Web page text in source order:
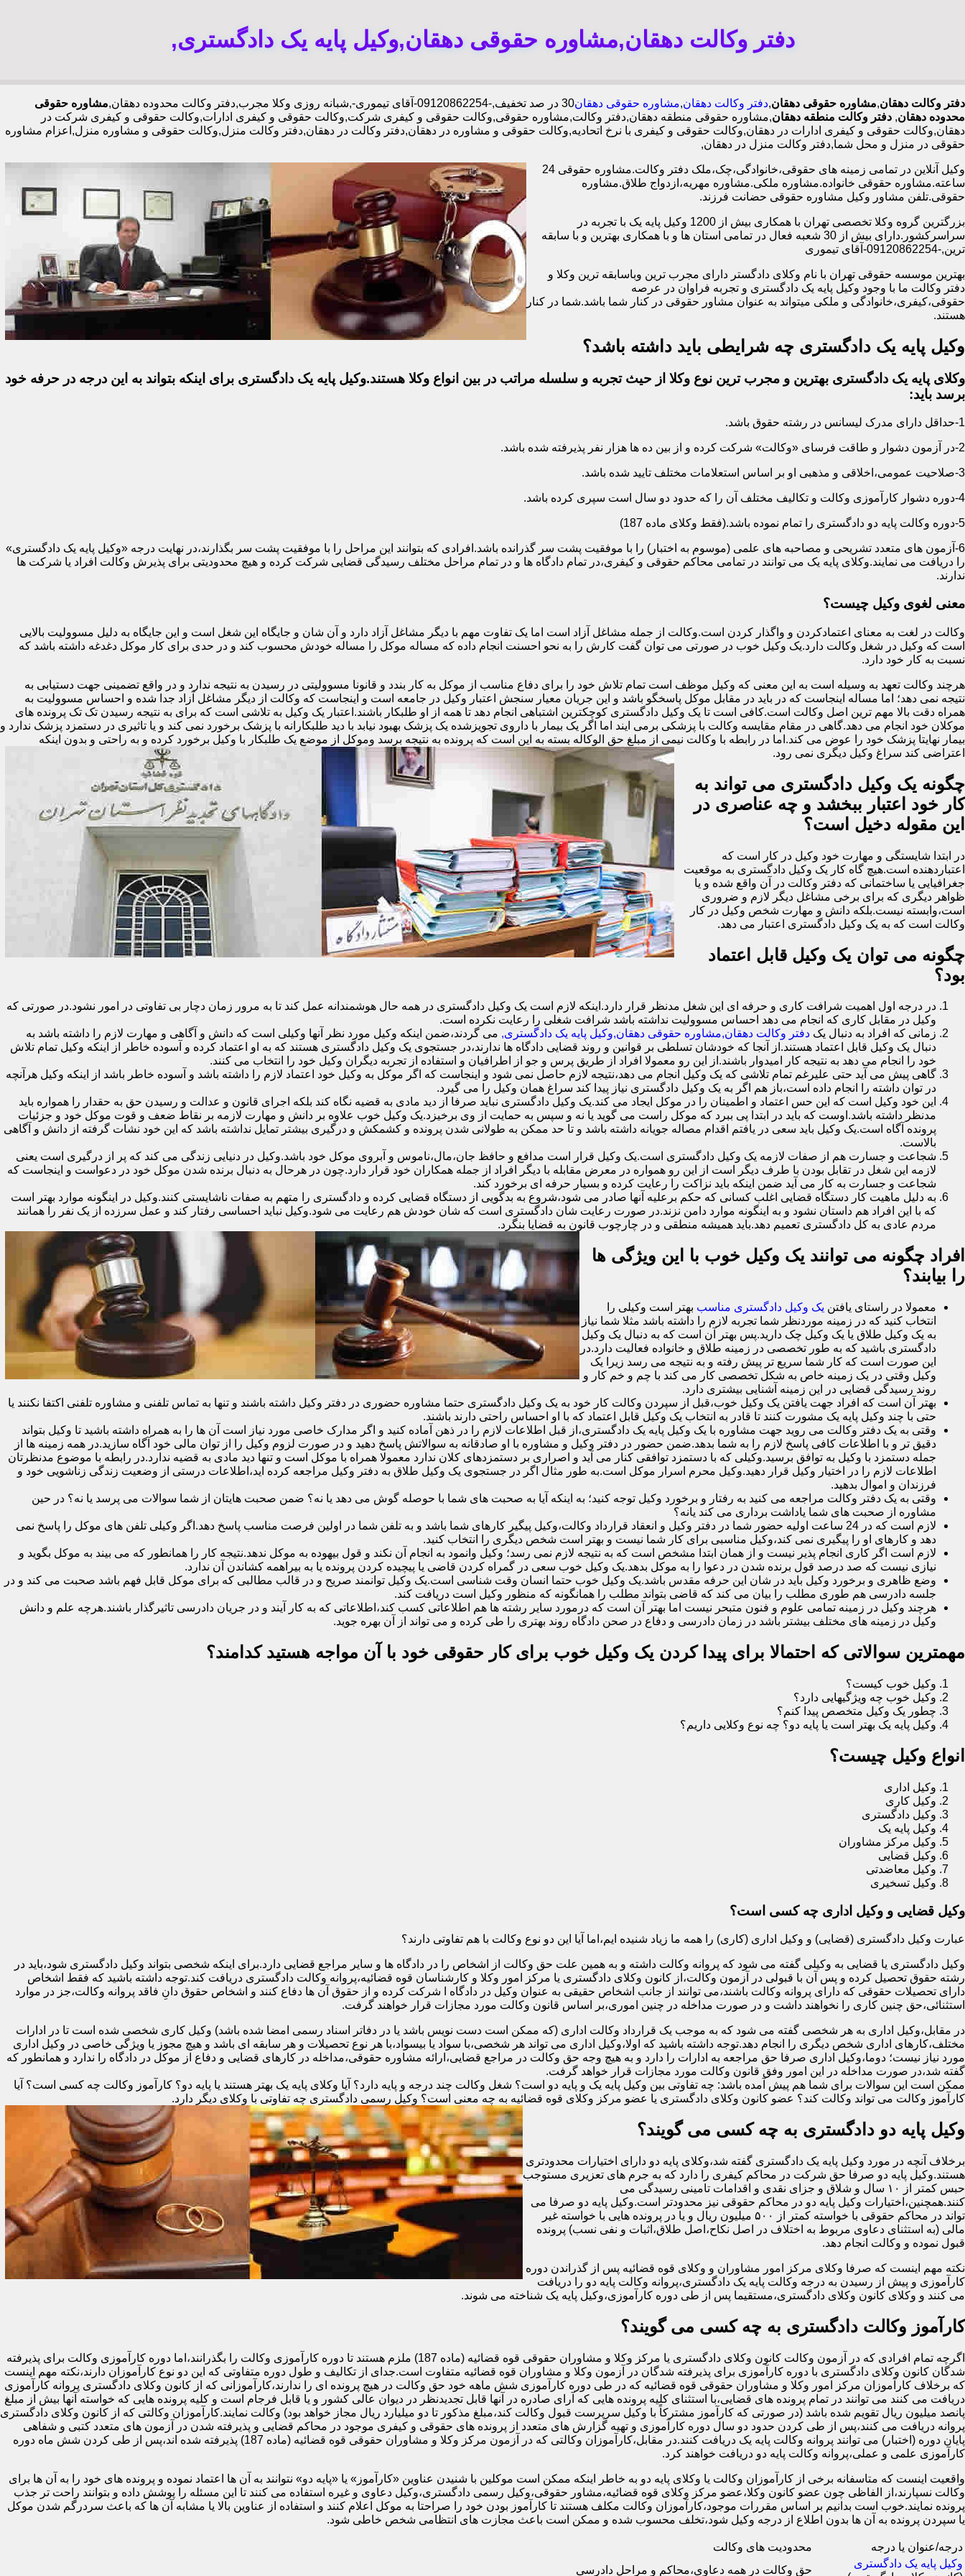
دفتر وکالت دهقان,مشاوره حقوقی دهقان,وکیل پایه یک دادگستری,
دفتر وکالت دهقان,مشاوره حقوقی دهقان,دفتر وکالت دهقان,مشاوره حقوقی دهقان30 در صد تخفیف,-09120862254-آقای تیموری-,شبانه روزی وکلا مجرب,دفتر وکالت محدوده دهقان,
مشاوره حقوقی
محدوده دهقان, دفتر وکالت منطقه دهقان,مشاوره حقوقی منطقه دهقان,دفتر وکالت,مشاوره حقوقی,وکالت حقوقی و کیفری شرکت,وکالت حقوقی و کیفری ادارات,وکالت حقوقی و کیفری شرکت در
دهقان,وکالت حقوقی و کیفری ادارات در دهقان,وکالت حقوقی و کیفری با نرخ اتحادیه,وکالت حقوقی و مشاوره در دهقان,دفتر وکالت در دهقان,دفتر وکالت منزل,وکالت حقوقی و مشاوره منزل,اعزام مشاوره
حقوقی در منزل و محل شما,دفتر وکالت منزل در دهقان,
وکیل آنلاین در تمامی زمینه های حقوقی،خانوادگی،چک،ملک دفتر وکالت.مشاوره حقوقی 24
ساعته.مشاوره حقوقی خانواده.مشاوره ملکی.مشاوره مهریه،ازدواج طلاق.مشاوره
حقوقی.تلفن مشاور وکیل مشاوره حقوقی حضانت فرزند.
بزرگترین گروه وکلا تخصصی تهران با همکاری بیش از 1200 وکیل پایه یک با تجربه در
سراسرکشور.دارای بیش از 30 شعبه فعال در تمامی استان ها و با همکاری بهترین و با سابقه
ترین,-09120862254-آقای تیموری
بهترین موسسه حقوقی تهران با نام وکلای دادگستر دارای مجرب ترین وباسابقه ترین وکلا و
دفتر وکالت ما با وجود وکیل پایه یک دادگستری و تجربه فراوان در عرصه
حقوقی،کیفری،خانوادگی و ملکی میتواند به عنوان مشاور حقوقی در کنار شما باشد.شما در کنار
هستند.
وکیل پایه یک دادگستری چه شرایطی باید داشته باشد؟
وکلای پایه یک دادگستری بهترین و مجرب ترین نوع وکلا از حیث تجربه و سلسله مراتب در بین انواع وکلا هستند.وکیل پایه یک دادگستری برای اینکه بتواند به این درجه در حرفه خود
برسد باید:
1-حداقل دارای مدرک لیسانس در رشته حقوق باشد.
2-در آزمون دشوار و طاقت فرسای «وکالت» شرکت کرده و از بین ده ها هزار نفر پذیرفته شده باشد.
3-صلاحیت عمومی،اخلاقی و مذهبی او بر اساس استعلامات مختلف تایید شده باشد.
4-دوره دشوار کارآموزی وکالت و تکالیف مختلف آن را که حدود دو سال است سپری کرده باشد.
5-دوره وکالت پایه دو دادگستری را تمام نموده باشد.(فقط وکلای ماده 187)
6-آزمون های متعدد تشریحی و مصاحبه های علمی (موسوم به اختبار) را با موفقیت پشت سر گذرانده باشد.افرادی که بتوانند این مراحل را با موفقیت پشت سر بگذارند،در نهایت درجه «وکیل پایه یک دادگستری»
را دریافت می نمایند.وکلای پایه یک می توانند در تمامی محاکم حقوقی و کیفری،در تمام دادگاه ها و در تمام مراحل مختلف رسیدگی قضایی شرکت کرده و هیچ محدودیتی برای پذیرش وکالت افراد یا شرکت ها
ندارند.
معنی لغوی وکیل چیست؟
وکالت در لغت به معنای اعتمادکردن و واگذار کردن است.وکالت از جمله مشاغل آزاد است اما یک تفاوت مهم با دیگر مشاغل آزاد دارد و آن شان و جایگاه این شغل است و این جایگاه به دلیل مسوولیت بالایی
است که وکیل در شغل وکالت دارد.یک وکیل خوب در صورتی می توان گفت کارش را به نحو احسنت انجام داده که مساله موکل را مساله خودش محسوب کند و در حدی برای کار موکل دغدغه داشته باشد که
نسبت به کار خود دارد.
هرچند وکالت تعهد به وسیله است به این معنی که وکیل موظف است تمام تلاش خود را برای دفاع مناسب از موکل به کار بندد و قانونا مسوولیتی در رسیدن به نتیجه ندارد و در واقع تضمینی جهت دستیابی به
نتیجه نمی دهد؛ اما مساله اینجاست که در باید در مقابل موکل پاسخگو باشد و این جریان معیار سنجش اعتبار وکیل در جامعه است و اینجاست که وکالت از دیگر مشاغل آزاد جدا شده و احساس مسوولیت به
همراه دقت بالا مهم ترین اصل وکالت است.کافی است تا یک وکیل دادگستری کوچکترین اشتباهی انجام دهد تا همه از او طلبکار باشند.اعتبار یک وکیل به تلاشی است که برای به نتیجه رسیدن تک تک پرونده های
موکلان خود انجام می دهد.گاهی در مقام مقایسه وکالت با پزشکی برمی ایند اما اگر یک بیمار با داروی تجویزشده یک پزشک بهبود نیابد با دید طلبکارانه با پزشک برخورد نمی کند و یا تاثیری در دستمزد پزشک ندارد و
بیمار نهایتا پزشک خود را عوض می کند.اما در رابطه با وکالت نیمی از مبلغ حق الوکاله بسته به این است که پرونده به نتیجه برسد وموکل از موضع یک طلبکار با وکیل برخورد کرده و به راحتی و بدون اینکه
اعتراضی کند سراغ وکیل دیگری نمی رود.
چگونه یک وکیل دادگستری می تواند به
کار خود اعتبار ببخشد و چه عناصری در
این مقوله دخیل است؟
در ابتدا شایستگی و مهارت خود وکیل در کار است که
اعتباردهنده است.هیچ گاه کار یک وکیل دادگستری به موقعیت
جغرافیایی یا ساختمانی که دفتر وکالت در آن واقع شده و یا
ظواهر دیگری که برای برخی مشاغل دیگر لازم و ضروری
است،وابسته نیست.بلکه دانش و مهارت شخص وکیل در کار
وکالت است که به یک وکیل دادگستری اعتبار می دهد.
چگونه می توان یک وکیل قابل اعتماد
بود؟
در درجه اول اهمیت شرافت کاری و حرفه ای این شغل مدنظر قرار دارد.اینکه لازم است یک وکیل دادگستری در همه حال هوشمندانه عمل کند تا به مرور زمان دچار بی تفاوتی در امور نشود.در صورتی که
وکیل در مقابل کاری که انجام می دهد احساس مسوولیت نداشته باشد شرافت شغلی را رعایت نکرده است.
زمانی که افراد به دنبال یک دفتر وکالت دهقان,مشاوره حقوقی دهقان,وکیل پایه یک دادگستری, می گردند،ضمن اینکه وکیل مورد نظر آنها وکیلی است که دانش و آگاهی و مهارت لازم را داشته باشد به
دنبال یک وکیل قابل اعتماد هستند.از آنجا که خودشان تسلطی بر قوانین و روند قضایی دادگاه ها ندارند،در جستجوی یک وکیل دادگستری هستند که به او اعتماد کرده و آسوده خاطر از اینکه وکیل تمام تلاش
خود را انجام می دهد به نتیجه کار امیدوار باشند.از این رو معمولا افراد از طریق پرس و جو از اطرافیان و استفاده از تجربه دیگران وکیل خود را انتخاب می کنند.
گاهی پیش می آید حتی علیرغم تمام تلاشی که یک وکیل انجام می دهد،نتیجه لازم حاصل نمی شود و اینجاست که اگر موکل به وکیل خود اعتماد لازم را داشته باشد و آسوده خاطر باشد از اینکه وکیل هرآنچه
در توان داشته را انجام داده است،باز هم اگر به یک وکیل دادگستری نیاز پیدا کند سراغ همان وکیل را می گیرد.
این خود وکیل است که این حس اعتماد و اطمینان را در موکل ایجاد می کند.یک وکیل دادگستری نباید صرفا از دید مادی به قضیه نگاه کند بلکه اجرای قانون و عدالت و رسیدن حق به حقدار را همواره باید
مدنظر داشته باشد.اوست که باید در ابتدا پی ببرد که موکل راست می گوید یا نه و سپس به حمایت از وی برخیزد.یک وکیل خوب علاوه بر دانش و مهارت لازمه بر نقاط ضعف و قوت موکل خود و جزئیات
پرونده آگاه است.یک وکیل باید سعی در یافتم اقدام مصاله جویانه داشته باشد و تا حد ممکن به طولانی شدن پرونده و کشمکش و درگیری بیشتر تمایل نداشته باشد که این خود نشات گرفته از دانش و آگاهی
بالاست.
شجاعت و جسارت هم از صفات لازمه یک وکیل دادگستری است.یک وکیل قرار است مدافع و حافظ جان،مال،ناموس و آبروی موکل خود باشد.وکیل در دنیایی زندگی می کند که پر از درگیری است یعنی
لازمه این شغل در تقابل بودن با طرف دیگر است از این رو همواره در معرض مقابله با دیگر افراد از جمله همکاران خود قرار دارد.چون در هرحال به دنبال برنده شدن موکل خود در دعواست و اینجاست که
شجاعت و جسارت به کار می آید ضمن اینکه باید نزاکت را رعایت کرده و بسیار حرفه ای برخورد کند.
به دلیل ماهیت کار دستگاه قضایی اغلب کسانی که حکم برعلیه آنها صادر می شود،شروع به بدگویی از دستگاه قضایی کرده و دادگستری را متهم به صفات ناشایستی کنند.وکیل در اینگونه موارد بهتر است
که با این افراد هم داستان نشود و به اینگونه موارد دامن نزند.در صورت رعایت شان دادگستری است که شان خودش هم رعایت می شود.وکیل نباید احساسی رفتار کند و عمل سرزده از یک نفر را همانند
مردم عادی به کل دادگستری تعمیم دهد.باید همیشه منطقی و در چارچوب قانون به قضایا بنگرد.
افراد چگونه می توانند یک وکیل خوب با این ویژگی ها
را بیابند؟
معمولا در راستای یافتن یک وکیل دادگستری مناسب بهتر است وکیلی را
انتخاب کنید که در زمینه موردنظر شما تجربه لازم را داشته باشد مثلا شما نیاز
به یک وکیل طلاق یا یک وکیل چک دارید.پس بهتر آن است که به دنبال یک وکیل
دادگستری باشید که به طور تخصصی در زمینه طلاق و خانواده فعالیت دارد.در
این صورت است که کار شما سریع تر پیش رفته و به نتیجه می رسد زیرا یک
وکیل وقتی در یک زمینه خاص به شکل تخصصی کار می کند با چم و خم کار و
روند رسیدگی قضایی در این زمینه آشنایی بیشتری دارد.
بهتر آن است که افراد جهت یافتن یک وکیل خوب،قبل از سپردن وکالت کار خود به یک وکیل دادگستری حتما مشاوره حضوری در دفتر وکیل داشته باشند و تنها به تماس تلفنی و مشاوره تلفنی اکتفا نکنند یا
حتی با چند وکیل پایه یک مشورت کنند تا قادر به انتخاب یک وکیل قابل اعتماد که با او احساس راحتی دارند باشند.
وقتی به یک دفتر وکالت می روید جهت مشاوره با یک وکیل پایه یک دادگستری،از قبل اطلاعات لازم را در ذهن آماده کنید و اگر مدارک خاصی مورد نیاز است آن ها را به همراه داشته باشید تا وکیل بتواند
دقیق تر و با اطلاعات کافی پاسخ لازم را به شما بدهد.ضمن حضور در دفتر وکیل و مشاوره با او صادقانه به سوالاتش پاسخ دهید و در صورت لزوم وکیل را از توان مالی خود آگاه سازید.در همه زمینه ها از
جمله دستمزد با وکیل به توافق برسید.وکیلی که با دستمزد توافقی کنار می آید و اصراری بر دستمزدهای کلان ندارد معمولا همراه با موکل است و تنها دید مادی به قضیه ندارد.در رابطه با موضوع مدنظرتان
اطلاعات لازم را در اختیار وکیل قرار دهید.وکیل محرم اسرار موکل است.به طور مثال اگر در جستجوی یک وکیل طلاق به دفتر وکیل مراجعه کرده اید،اطلاعات درستی از وضعیت زندگی زناشویی خود و
فرزندان و اموال بدهید.
وقتی به یک دفتر وکالت مراجعه می کنید به رفتار و برخورد وکیل توجه کنید؛ به اینکه آیا به صحبت های شما با حوصله گوش می دهد یا نه؟ ضمن صحبت هایتان از شما سوالات می پرسد یا نه؟ در حین
مشاوره از صحبت های شما یاداشت برداری می کند یانه؟
لازم است که در 24 ساعت اولیه حضور شما در دفتر وکیل و انعقاد قرارداد وکالت،وکیل پیگیر کارهای شما باشد و به تلفن شما در اولین فرصت مناسب پاسخ دهد.اگر وکیلی تلفن های موکل را پاسخ نمی
دهد و کارهای او را پیگیری نمی کند،وکیل مناسبی برای کار شما نیست و بهتر است شخص دیگری را انتخاب کنید.
لازم است اگر کاری انجام پذیر نیست و از همان ابتدا مشخص است که به نتیجه لازم نمی رسد؛ وکیل وانمود به انجام آن نکند و قول بیهوده به موکل ندهد.نتیجه کار را همانطور که می بیند به موکل بگوید و
نیازی نیست که صد درصد قول برنده شدن در دعوا را به موکل بدهد.یک وکیل خوب سعی در گمراه کردن قاضی یا پیچیده کردن پرونده یا به بیراهمه کشاندن آن ندارد.
وضع ظاهری و برخورد وکیل باید در شان این حرفه مقدس باشد.یک وکیل خوب حتما انسان وقت شناسی است.یک وکیل توانمند صریح و در قالب مطالبی که برای موکل قابل فهم باشد صحبت می کند و در
جلسه دادرسی هم طوری مطلب را بیان می کند که قاضی بتواند مطلب را همانگونه که منظور وکیل است دریافت کند.
هرچند وکیل در زمینه تمامی علوم و فنون متبحر نیست اما بهتر آن است که درمورد سایر رشته ها هم اطلاعاتی کسب کند،اطلاعاتی که به کار آیند و در جریان دادرسی تاثیرگذار باشند.هرچه علم و دانش
وکیل در زمینه های مختلف بیشتر باشد در زمان دادرسی و دفاع در صحن دادگاه روند بهتری را طی کرده و می تواند از آن بهره جوید.
مهمترین سوالاتی که احتمالا برای پیدا کردن یک وکیل خوب برای کار حقوقی خود با آن مواجه هستید کدامند؟
وکیل خوب کیست؟
وکیل خوب چه ویژگیهایی دارد؟
چطور یک وکیل متخصص پیدا کنم؟
وکیل پایه یک بهتر است یا پایه دو؟ چه نوع وکلایی داریم؟
انواع وکیل چیست؟
وکیل اداری
وکیل کاری
وکیل دادگستری
وکیل پایه یک
وکیل مرکز مشاوران
وکیل قضایی
وکیل معاضدتی
وکیل تسخیری
وکیل قضایی و وکیل اداری چه کسی است؟
عبارت وکیل دادگستری (قضایی) و وکیل اداری (کاری) را همه ما زیاد شنیده ایم،اما آیا این دو نوع وکالت با هم تفاوتی دارند؟
وکیل دادگستری یا قضایی به وکیلی گفته می شود که پروانه وکالت داشته و به همین علت حق وکالت از اشخاص را در دادگاه ها و سایر مراجع قضایی دارد.برای اینکه شخصی بتواند وکیل دادگستری شود،باید در
رشته حقوق تحصیل کرده و پس آن با قبولی در آزمون وکالت،از کانون وکلای دادگستری یا مرکز امور وکلا و کارشناسان قوه قضائیه،پروانه وکالت دادگستری دریافت کند.توجه داشته باشید که فقط اشخاص
دارای تحصیلات حقوقی که دارای پروانه وکالت باشند،می توانند از جانب اشخاص حقیقی به عنوان وکیل در دادگاه ا شرکت کرده و از حقوق آن ها دفاع کنند و اشخاص حقوق دانِ فاقد پروانه وکالت،جز در موارد
استثنائی،حق چنین کاری را نخواهند داشت و در صورت مداخله در چنین اموری،بر اساس قانون وکالت مورد مجازات قرار خواهند گرفت.
در مقابل،وکیل اداری به هر شخصی گفته می شود که به موجب یک قرارداد وکالت اداری (که ممکن است دست نویس باشد یا در دفاتر اسناد رسمی امضا شده باشد) وکیل کاری شخصی شده است تا در ادارات
مختلف،کارهای اداری شخص دیگری را انجام دهد.توجه داشته باشید که اولا،وکیل اداری می تواند هر شخصی،با سواد یا بیسواد،با هر نوع تحصیلات و هر سابقه ای باشد و هیچ مجوز یا ویژگی خاصی در وکیل اداری
مورد نیاز نیست؛ دوما،وکیل اداری صرفا حق مراجعه به ادارات را دارد و به هیچ وجه حق وکالت در مراجع قضایی،ارائه مشاوره حقوقی،مداخله در کارهای قضایی و دفاع از موکل در دادگاه را ندارد و همانطور که
گفته شد،در صورت مداخله در این امور وفق قانون وکالت مورد مجازات قرار خواهد گرفت.
ممکن است این سوالات برای شما هم پیش آمده باشد: چه تفاوتی بین وکیل پایه یک و پایه دو است؟ شغل وکالت چند درجه و پایه دارد؟ آیا وکلای پایه یک بهتر هستند یا پایه دو؟ کارآموز وکالت چه کسی است؟ آیا
کارآموز وکالت می تواند وکالت کند؟ عضو کانون وکلای دادگستری یا عضو مرکز وکلای قوه قضائیه به چه معنی است؟ وکیل رسمی دادگستری چه تفاوتی با وکلای دیگر دارد.
وکیل پایه دو دادگستری به چه کسی می گویند؟
برخلاف آنچه در مورد وکیل پایه یک دادگستری گفته شد،وکلای پایه دو دارای اختیارات محدودتری
هستند.وکیل پایه دو صرفا حق شرکت در محاکم کیفری را دارد که به جرم های تعزیری مستوجب
حبس کمتر از ۱۰ سال و شلاق و جزای نقدی و اقدامات تامینی رسیدگی می
کنند.همچنین،اختیارات وکیل پایه دو در محاکم حقوقی نیز محدودتر است.وکیل پایه دو صرفا می
تواند در محاکم حقوقی با خواسته کمتر از ۵۰۰ میلیون ریال و یا در پرونده هایی با خواسته غیر
مالی (به استثنای دعاوی مربوط به اختلاف در اصل نکاح،اصل طلاق،اثبات و نفی نسب) پرونده
قبول نموده و وکالت انجام دهد.
نکته مهم اینست که صرفا وکلای مرکز امور مشاوران و وکلای قوه قضائیه پس از گذراندن دوره
کارآموزی و پیش از رسیدن به درجه وکالت پایه یک دادگستری،پروانه وکالت پایه دو را دریافت
می کنند و وکلای کانون وکلای دادگستری،مستقیما پس از طی دوره کارآموزی،وکیل پایه یک شناخته می شوند.
کارآموز وکالت دادگستری به چه کسی می گویند؟
اگرچه تمام افرادی که در آزمون وکالت کانون وکلای دادگستری یا مرکز وکلا و مشاوران حقوقی قوه قضائیه (ماده 187) ملزم هستند تا دوره کارآموزی وکالت را بگذرانند،اما دوره کارآموزی وکالت برای پذیرفته
شدگان کانون وکلای دادگستری با دوره کارآموزی برای پذیرفته شدگان در آزمون وکلا و مشاوران قوه قضائیه متفاوت است.جدای از تکالیف و طول دوره متفاوتی که این دو نوع کارآموزان دارند،نکته مهم اینست
که برخلاف کارآموزان مرکز امور وکلا و مشاوران حقوقی قوه قضائیه که در طی دوره کارآموزی شش ماهه خود حق وکالت در هیچ پرونده ای را ندارند،کارآموزانی که از کانون وکلای دادگستری پروانه کارآموزی
دریافت می کنند می توانند در تمام پرونده های قضایی،با استثنای کلیه پرونده هایی که آرای صادره در آنها قابل تجدیدنظر در دیوان عالی کشور و یا قابل فرجام است و کلیه پرونده هایی که خواسته آنها بیش از مبلغ
پانصد میلیون ریال تقویم شده باشد (در صورتی که کارآموز مشترکاً با وکیل سرپرست قبول وکالت کند،مبلغ مذکور تا دو میلیارد ریال مجاز خواهد بود) وکالت نمایند.کارآموزان وکالتی که از کانون وکلای دادگستری
پروانه دریافت می کنند،پس از طی کردن حدود دو سال دوره کارآموزی و تهیه گزارش های متعدد از پرونده های حقوقی و کیفری موجود در محاکم قضایی و پذیرفته شدن در آزمون های متعدد کتبی و شفاهی
پایان دوره (اختبار) می توانند پروانه وکالت پایه یک دریافت کنند.در مقابل،کارآموزان وکالتی که در آزمون مرکز وکلا و مشاوران حقوقی قوه قضائیه (ماده 187) پذیرفته شده اند،پس از طی کردن شش ماه دوره
کارآموزی علمی و عملی،پروانه وکالت پایه دو دریافت خواهند کرد.
واقعیت اینست که متاسفانه برخی از کارآموزان وکالت یا وکلای پایه دو به خاطر اینکه ممکن است موکلین با شنیدن عناوین «کارآموز» یا «پایه دو» نتوانند به آن ها اعتماد نموده و پرونده های خود را به آن ها برای
وکالت نسپارند،از الفاظی چون عضو کانون وکلا،عضو مرکز وکلای قوه قضائیه،مشاور حقوقی،وکیل رسمی دادگستری،وکیل دعاوی و غیره استفاده می کنند تا این مسئله را پوشش داده و بتوانند راحت تر جذب
پرونده نمایند.خوب است بدانیم بر اساس مقررات موجود،کارآموزان وکالت مکلف هستند تا کارآموز بودن خود را صراحتا به موکل اعلام کنند و استفاده از عناوین بالا یا مشابه آن ها که باعث سردرگم شدن موکل
یا سپردن پرونده به آن ها بدون اطلاع از درجه وکیل شود،تخلف محسوب شده و ممکن است باعث مجازت های انتظامی شخص خاطی شود.
درجه/عنوان یا درجه
محدودیت های وکالت
وکیل پایه یک دادگستری
حق وکالت در همه دعاوی،محاکم و مراحل دادرسی